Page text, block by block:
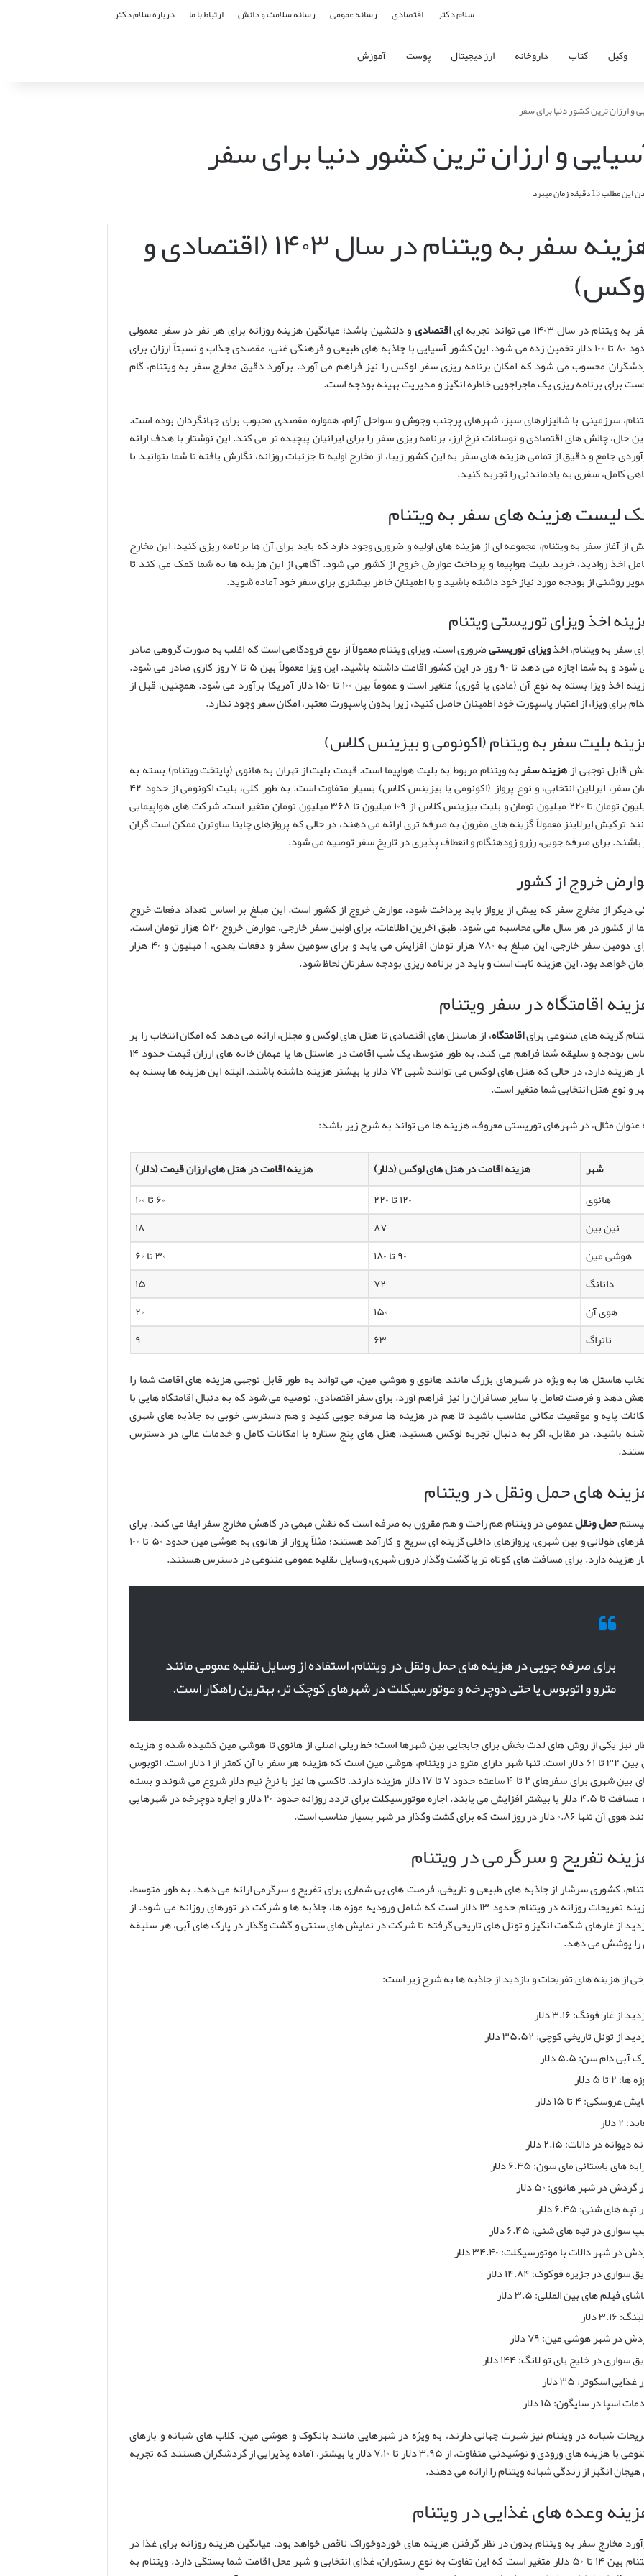
سلام دکتر اقتصادی رسانه عمومی رسانه سلامت و دانش ارتباط با ما درباره سلام دکتر
وکیل کتاب داروخانه ارز دیجیتال پوست آموزش
و ارزان ترین کشور دنیا برای سفر
و ارزان ترین کشور دنیا برای سفر
13 دقیقه زمان میبرد
هزینه سفر به ویتنام در سال ۱۴۰۳ (اقتصادی و
ویتنام در سال ۱۴۰۳ می تواند تجربه ای اقتصادیو دلنشین باشد؛ میانگین هزینه روزانه برای هر نفر در سفر معمولی
حدود ۸۰ تا ۱۰۰ دلار تخمین زده می شود. این کشور آسیایی با جاذبه های طبیعی و فرهنگی غنی، مقصدی جذاب و نسبتاً ارزان برای
محسوب می شود که امکان برنامه ریزی سفر لوکس را نیز فراهم می آورد. برآورد دقیق مخارج سفر به ویتنام، گام
برای برنامه ریزی یک ماجراجویی خاطره انگیز و مدیریت بهینه بودجه است.
سرزمینی با شالیزارهای سبز، شهرهای پرجنب وجوش و سواحل آرام، همواره مقصدی محبوب برای جهانگردان بوده است.
حال، چالش های اقتصادی و نوسانات نرخ ارز، برنامه ریزی سفر را برای ایرانیان پیچیده تر می کند. این نوشتار با هدف ارائه
جامع و دقیق از تمامی هزینه های سفر به این کشور زیبا، از مخارج اولیه تا جزئیات روزانه، نگارش یافته تا شما بتوانید با
کامل، سفری به یادماندنی را تجربه کنید.
لیست هزینه های سفر به ویتنام
از آغاز سفر به ویتنام، مجموعه ای از هزینه های اولیه و ضروری وجود دارد که باید برای آن ها برنامه ریزی کنید. این مخارج
اخذ روادید، خرید بلیت هواپیما و پرداخت عوارض خروج از کشور می شود. آگاهی از این هزینه ها به شما کمک می کند تا
روشنی از بودجه مورد نیاز خود داشته باشید و با اطمینان خاطر بیشتری برای سفر خود آماده شوید.
اخذ ویزای توریستی ویتنام
سفر به ویتنام، اخذویزای توریستیضروری است. ویزای ویتنام معمولاً از نوع فرودگاهی است که اغلب به صورت گروهی صادر
می شود و به شما اجازه می دهد تا ۹۰ روز در این کشور اقامت داشته باشید. این ویزا معمولاً بین ۵ تا ۷ روز کاری صادر می شود.
هزینه اخذ ویزا بسته به نوع آن (عادی یا فوری) متغیر است و عموماً بین ۱۰۰ تا ۱۵۰ دلار آمریکا برآورد می شود. همچنین، قبل از
برای ویزا، از اعتبار پاسپورت خود اطمینان حاصل کنید، زیرا بدون پاسپورت معتبر، امکان سفر وجود ندارد.
بلیت سفر به ویتنام (اکونومی و بیزینس کلاس)
قابل توجهی ازهزینه سفربه ویتنام مربوط به بلیت هواپیما است. قیمت بلیت از تهران به هانوی (پایتخت ویتنام) بسته به
زمان سفر، ایرلاین انتخابی، و نوع پرواز (اکونومی یا بیزینس کلاس) بسیار متفاوت است. به طور کلی، بلیت اکونومی از حدود ۴۲
میلیون تومان تا ۲۲۰ میلیون تومان و بلیت بیزینس کلاس از ۱۰۹ میلیون تا ۳۶۸ میلیون تومان متغیر است. شرکت های هواپیمایی
ترکیش ایرلاینز معمولاً گزینه های مقرون به صرفه تری ارائه می دهند، در حالی که پروازهای چاینا ساوترن ممکن است گران
باشند. برای صرفه جویی، رزرو زودهنگام و انعطاف پذیری در تاریخ سفر توصیه می شود.
خروج از کشور
دیگر از مخارج سفر که پیش از پرواز باید پرداخت شود، عوارض خروج از کشور است. این مبلغ بر اساس تعداد دفعات خروج
شما از کشور در هر سال مالی محاسبه می شود. طبق آخرین اطلاعات، برای اولین سفر خارجی، عوارض خروج ۵۲۰ هزار تومان است.
برای دومین سفر خارجی، این مبلغ به ۷۸۰ هزار تومان افزایش می یابد و برای سومین سفر و دفعات بعدی، ۱ میلیون و ۴۰ هزار
خواهد بود. این هزینه ثابت است و باید در برنامه ریزی بودجه سفرتان لحاظ شود.
اقامتگاه در سفر ویتنام
گزینه های متنوعی برایاقامتگاه، از هاستل های اقتصادی تا هتل های لوکس و مجلل، ارائه می دهد که امکان انتخاب را بر
اساس بودجه و سلیقه شما فراهم می کند. به طور متوسط، یک شب اقامت در هاستل ها یا مهمان خانه های ارزان قیمت حدود ۱۴
دلار هزینه دارد، در حالی که هتل های لوکس می توانند شبی ۷۲ دلار یا بیشتر هزینه داشته باشند. البته این هزینه ها بسته به
و نوع هتل انتخابی شما متغیر است.
عنوان مثال، در شهرهای توریستی معروف، هزینه ها می تواند به شرح زیر باشد:
شهر هزینه اقامت در هتل های لوکس (دلار)
هزینه اقامت در هتل های ارزان قیمت (دلار)
هانوی
۱۲۰ تا ۲۲۰
۶۰ تا ۱۰۰
نین بین
۸۷
۱۸
هوشی مین
۹۰ تا ۱۸۰
۳۰ تا ۶۰
دانانگ
۷۲
۱۵
هوی آن
۱۵۰
۲۰
ناتراگ
۶۳
۹
هاستل ها به ویژه در شهرهای بزرگ مانند هانوی و هوشی مین، می تواند به طور قابل توجهی هزینه های اقامت شما را
دهد و فرصت تعامل با سایر مسافران را نیز فراهم آورد. برای سفر اقتصادی، توصیه می شود که به دنبال اقامتگاه هایی با
پایه و موقعیت مکانی مناسب باشید تا هم در هزینه ها صرفه جویی کنید و هم دسترسی خوبی به جاذبه های شهری
باشید. در مقابل، اگر به دنبال تجربه لوکس هستید، هتل های پنج ستاره با امکانات کامل و خدمات عالی در دسترس
های حمل ونقل در ویتنام
حمل ونقلعمومی در ویتنام هم راحت و هم مقرون به صرفه است که نقش مهمی در کاهش مخارج سفر ایفا می کند. برای
سفرهای طولانی و بین شهری، پروازهای داخلی گزینه ای سریع و کارآمد هستند؛ مثلاً پرواز از هانوی به هوشی مین حدود ۵۰ تا ۱۰۰
هزینه دارد. برای مسافت های کوتاه تر یا گشت وگذار درون شهری، وسایل نقلیه عمومی متنوعی در دسترس هستند.
برای صرفه جویی در هزینه های حمل ونقل در ویتنام، استفاده از وسایل نقلیه عمومی مانند
مترو و اتوبوس یا حتی دوچرخه و موتورسیکلت در شهرهای کوچک تر، بهترین راهکار است.
نیز یکی از روش های لذت بخش برای جابجایی بین شهرها است؛ خط ریلی اصلی از هانوی تا هوشی مین کشیده شده و هزینه
آن بین ۳۲ تا ۶۱ دلار است. تنها شهر دارای مترو در ویتنام، هوشی مین است که هزینه هر سفر با آن کمتر از ۱ دلار است. اتوبوس
های بین شهری برای سفرهای ۲ تا ۴ ساعته حدود ۷ تا ۱۷ دلار هزینه دارند. تاکسی ها نیز با نرخ نیم دلار شروع می شوند و بسته
به مسافت تا ۴.۵ دلار یا بیشتر افزایش می یابند. اجاره موتورسیکلت برای تردد روزانه حدود ۲۰ دلار و اجاره دوچرخه در شهرهایی
تنها ۰.۸۶ دلار در روز است که برای گشت وگذار در شهر بسیار مناسب است.
تفریح و سرگرمی در ویتنام
کشوری سرشار از جاذبه های طبیعی و تاریخی، فرصت های بی شماری برای تفریح و سرگرمی ارائه می دهد. به طور متوسط،
هزینه تفریحات روزانه در ویتنام حدود ۱۳ دلار است که شامل ورودیه موزه ها، جاذبه ها و شرکت در تورهای روزانه می شود. از
از غارهای شگفت انگیز و تونل های تاریخی گرفته تا شرکت در نمایش های سنتی و گشت وگذار در پارک های آبی، هر سلیقه
را پوشش می دهد.
از هزینه های تفریحات و بازدید از جاذبه ها به شرح زیر است:
از غار فونگ: ۳.۱۶ دلار
از تونل تاریخی کوچی: ۳۵.۵۲ دلار
آبی دام سن: ۵.۵ دلار
۲ تا ۵ دلار
عروسکی: ۴ تا ۱۵ دلار
۲ دلار
دیوانه در دالات: ۲.۱۵ دلار
های باستانی مای سون: ۶.۴۵ دلار
گردش در شهر هانوی: ۵۰ دلار
تپه های شنی: ۶.۴۵ دلار
سواری در تپه های شنی: ۶.۴۵ دلار
در شهر دالات با موتورسیکلت: ۳۴.۴۰ دلار
سواری در جزیره فوکوک: ۱۴.۸۴ دلار
فیلم های بین المللی: ۳.۵ دلار
۳.۱۶ دلار
در شهر هوشی مین: ۷۹ دلار
سواری در خلیج بای تو لانگ: ۱۴۴ دلار
غذایی اسکوتر: ۳۵ دلار
اسپا در سایگون: ۱۵ دلار
شبانه در ویتنام نیز شهرت جهانی دارند، به ویژه در شهرهایی مانند بانکوک و هوشی مین. کلاب های شبانه و بارهای
متنوعی با هزینه های ورودی و نوشیدنی متفاوت، از ۳.۹۵ دلار تا ۷.۱۰ دلار یا بیشتر، آماده پذیرایی از گردشگران هستند که تجربه
انگیز از زندگی شبانه ویتنام را ارائه می دهند.
وعده های غذایی در ویتنام
مخارج سفر به ویتنام بدون در نظر گرفتن هزینه های خوردوخوراک ناقص خواهد بود. میانگین هزینه روزانه برای غذا در
ویتنام بین ۱۴ تا ۵۰ دلار متغیر است که این تفاوت به نوع رستوران، غذای انتخابی و شهر محل اقامت شما بستگی دارد. ویتنام به